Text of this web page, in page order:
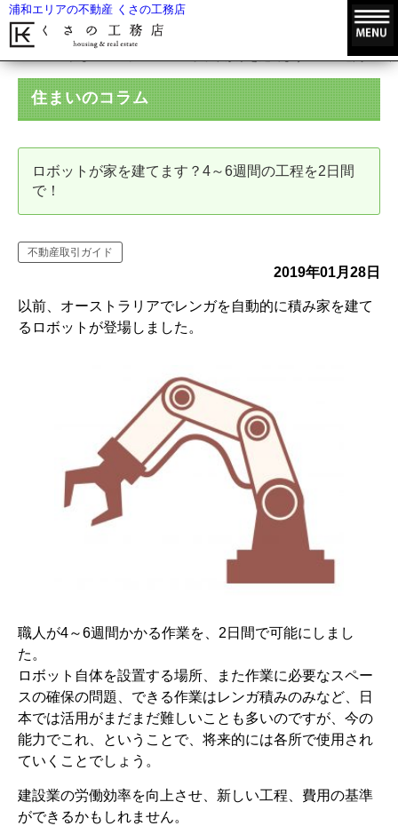
浦和エリアの不動産 くさの工務店
ロボットが家を建てます？4～6週間の工
住まいのコラム
ロボットが家を建てます？4～6週間の工程を2日間
で！
不動産取引ガイド
2019年01月28日
以前、オーストラリアでレンガを自動的に積み家を建て
るロボットが登場しました。
職人が4～6週間かかる作業を、2日間で可能にしまし
た。
ロボット自体を設置する場所、また作業に必要なスペー
スの確保の問題、できる作業はレンガ積みのみなど、日
本では活用がまだまだ難しいことも多いのですが、今の
能力でこれ、ということで、将来的には各所で使用され
ていくことでしょう。
建設業の労働効率を向上させ、新しい工程、費用の基準
ができるかもしれません。